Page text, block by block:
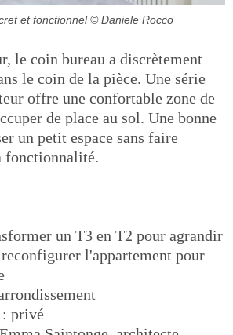
et fonctionnel © Daniele Rocco
le coin bureau a discrètement
le coin de la pièce. Une série
offre une confortable zone de
de place au sol. Une bonne
un petit espace sans faire
fonctionnalité.
un T3 en T2 pour agrandir
l'appartement pour
privé